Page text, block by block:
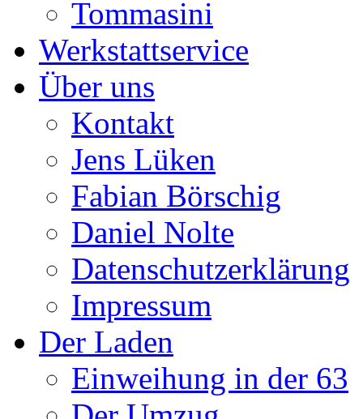
Tommasini
Werkstattservice
Über uns
Kontakt
Jens Lüken
Fabian Börschig
Daniel Nolte
Datenschutzerklärung
Impressum
Der Laden
Einweihung in der 63